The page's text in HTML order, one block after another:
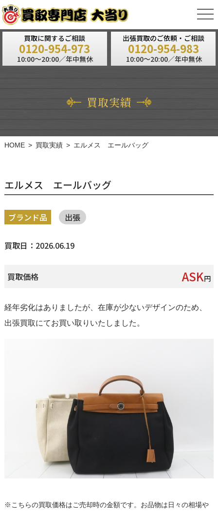
買取に関するご相談
0120-954-973
10:00～20:00／年中無休
出張買取のご依頼・ご相談
0120-954-983
10:00～20:00／年中無休
買取実績
HOME 買取実績 エルメス エールバッグ
エルメス エールバッグ
ブランド品 出張
買取日：2026.06.19
買取価格 ASK円
経年劣化はありましたが、在庫が少ないデザインのため、
出張買取にてお買い取りいたしました。
※こちらの買取価格はご売却時の金額です。お品物は日々の相場や